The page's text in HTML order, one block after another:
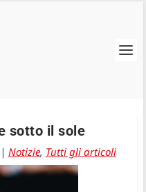
sotto il sole
Notizie, Tutti gli articoli